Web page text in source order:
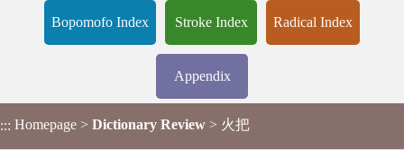
Bopomofo Index Stroke Index Radical Index
Appendix
::: Homepage > Dictionary Review > 火把